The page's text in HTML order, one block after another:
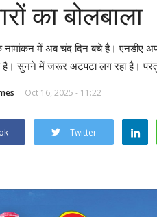
का बोलबाला
नामांकन में अब चंद दिन बचे है। एनडीए
है। सुनने में जरूर अटपटा लग रहा है। परंतु
Oct 16, 2025 - 11:22
Twitter